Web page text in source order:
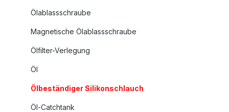
Ölablassschraube
Magnetische Ölablassschraube
Ölfilter-Verlegung
Öl
Ölbeständiger Silikonschlauch
Öl-Catchtank